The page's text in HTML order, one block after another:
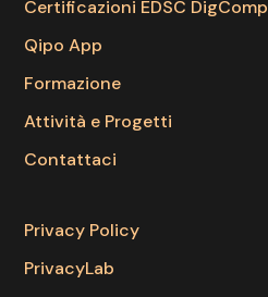
Certificazioni EDSC DigComp
Qipo App
Formazione
Attività e Progetti
Contattaci
Privacy Policy
PrivacyLab